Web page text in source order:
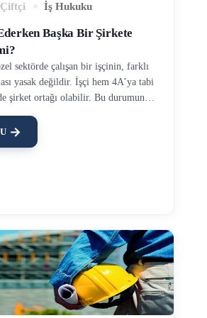
İş Hukuku
Başka Bir Şirkete
sektörde çalışan bir işçinin, farklı
yasak değildir. İşçi hem 4A’ya tabi
şirket ortağı olabilir. Bu durumun
davacının farklı bir şirkette
yasak olduğu belirtilmişse,
şirket ortaklığı yapmayacağını
ile bağlıdır. İş sözleşmelerinde